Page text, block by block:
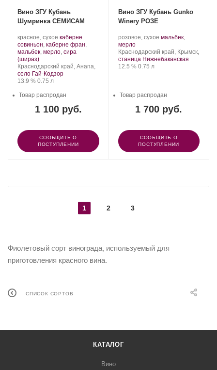
Вино ЗГУ Кубань
Шумринка СЕМИСАМ
Производитель:
Шумринка.
красное, сухое .
Сорт
винограда:
каберне
совиньон, каберне фран,
мальбек, мерло, сира
(шираз).
Регион:
Краснодарский край, Анапа,
село Гай-Кодзор
Крепость
13.9 %. Объем
0.75 л
1 100 руб.
Товар распродан
СООБЩИТЬ О
ПОСТУПЛЕНИИ
Вино ЗГУ Кубань Gunko
Winery РОЗЕ
Производитель:
Gunko
Winery.
розовое, сухое .
винограда:
мальбек,
мерло.
Регион:
Краснодарский край, Крымск,
станица Нижнебаканская
Крепость
12.5 %. Объем
0.75 л
1 700 руб.
Товар распродан
СООБЩИТЬ О
ПОСТУПЛЕНИИ
1 2 3
Фиолетовый сорт винограда, используемый для
приготовления красного вина.
СПИСОК СОРТОВ
КАТАЛОГ
Вино